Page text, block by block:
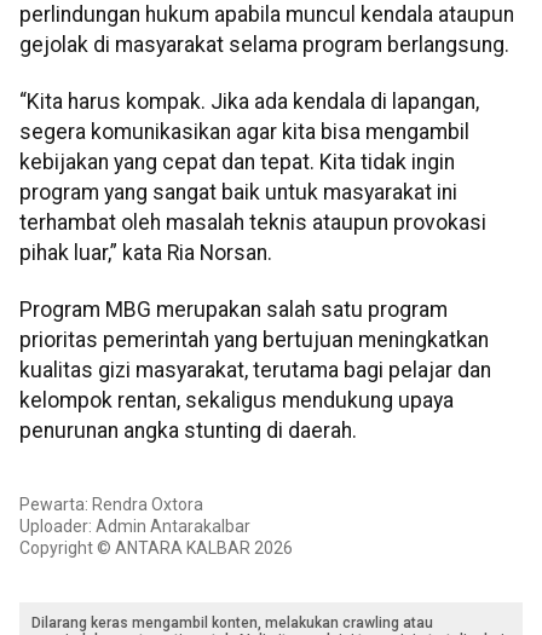
perlindungan hukum apabila muncul kendala ataupun
gejolak di masyarakat selama program berlangsung.
“Kita harus kompak. Jika ada kendala di lapangan,
segera komunikasikan agar kita bisa mengambil
kebijakan yang cepat dan tepat. Kita tidak ingin
program yang sangat baik untuk masyarakat ini
terhambat oleh masalah teknis ataupun provokasi
pihak luar,” kata Ria Norsan.
Program MBG merupakan salah satu program
prioritas pemerintah yang bertujuan meningkatkan
kualitas gizi masyarakat, terutama bagi pelajar dan
kelompok rentan, sekaligus mendukung upaya
penurunan angka stunting di daerah.
Pewarta: Rendra Oxtora
Uploader: Admin Antarakalbar
Copyright © ANTARA KALBAR 2026
Dilarang keras mengambil konten, melakukan crawling atau